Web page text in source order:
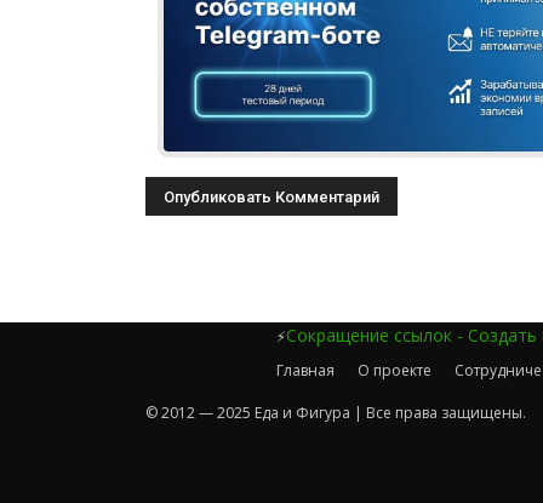
⚡Сокращение ссылок - Создать
Главная О проекте
© 2012 — 2025 Еда и Фигура | Все права защищены.